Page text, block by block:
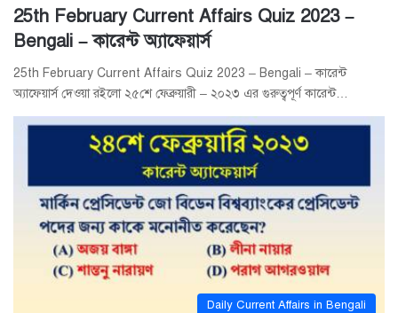
25th February Current Affairs Quiz 2023 –
Bengali – কারেন্ট অ্যাফেয়ার্স
25th February Current Affairs Quiz 2023 – Bengali – কারেন্ট
অ্যাফেয়ার্স দেওয়া রইলো ২৫শে ফেব্রুয়ারী – ২০২৩ এর গুরুত্বপূর্ণ কারেন্ট…
Daily Current Affairs in Bengali